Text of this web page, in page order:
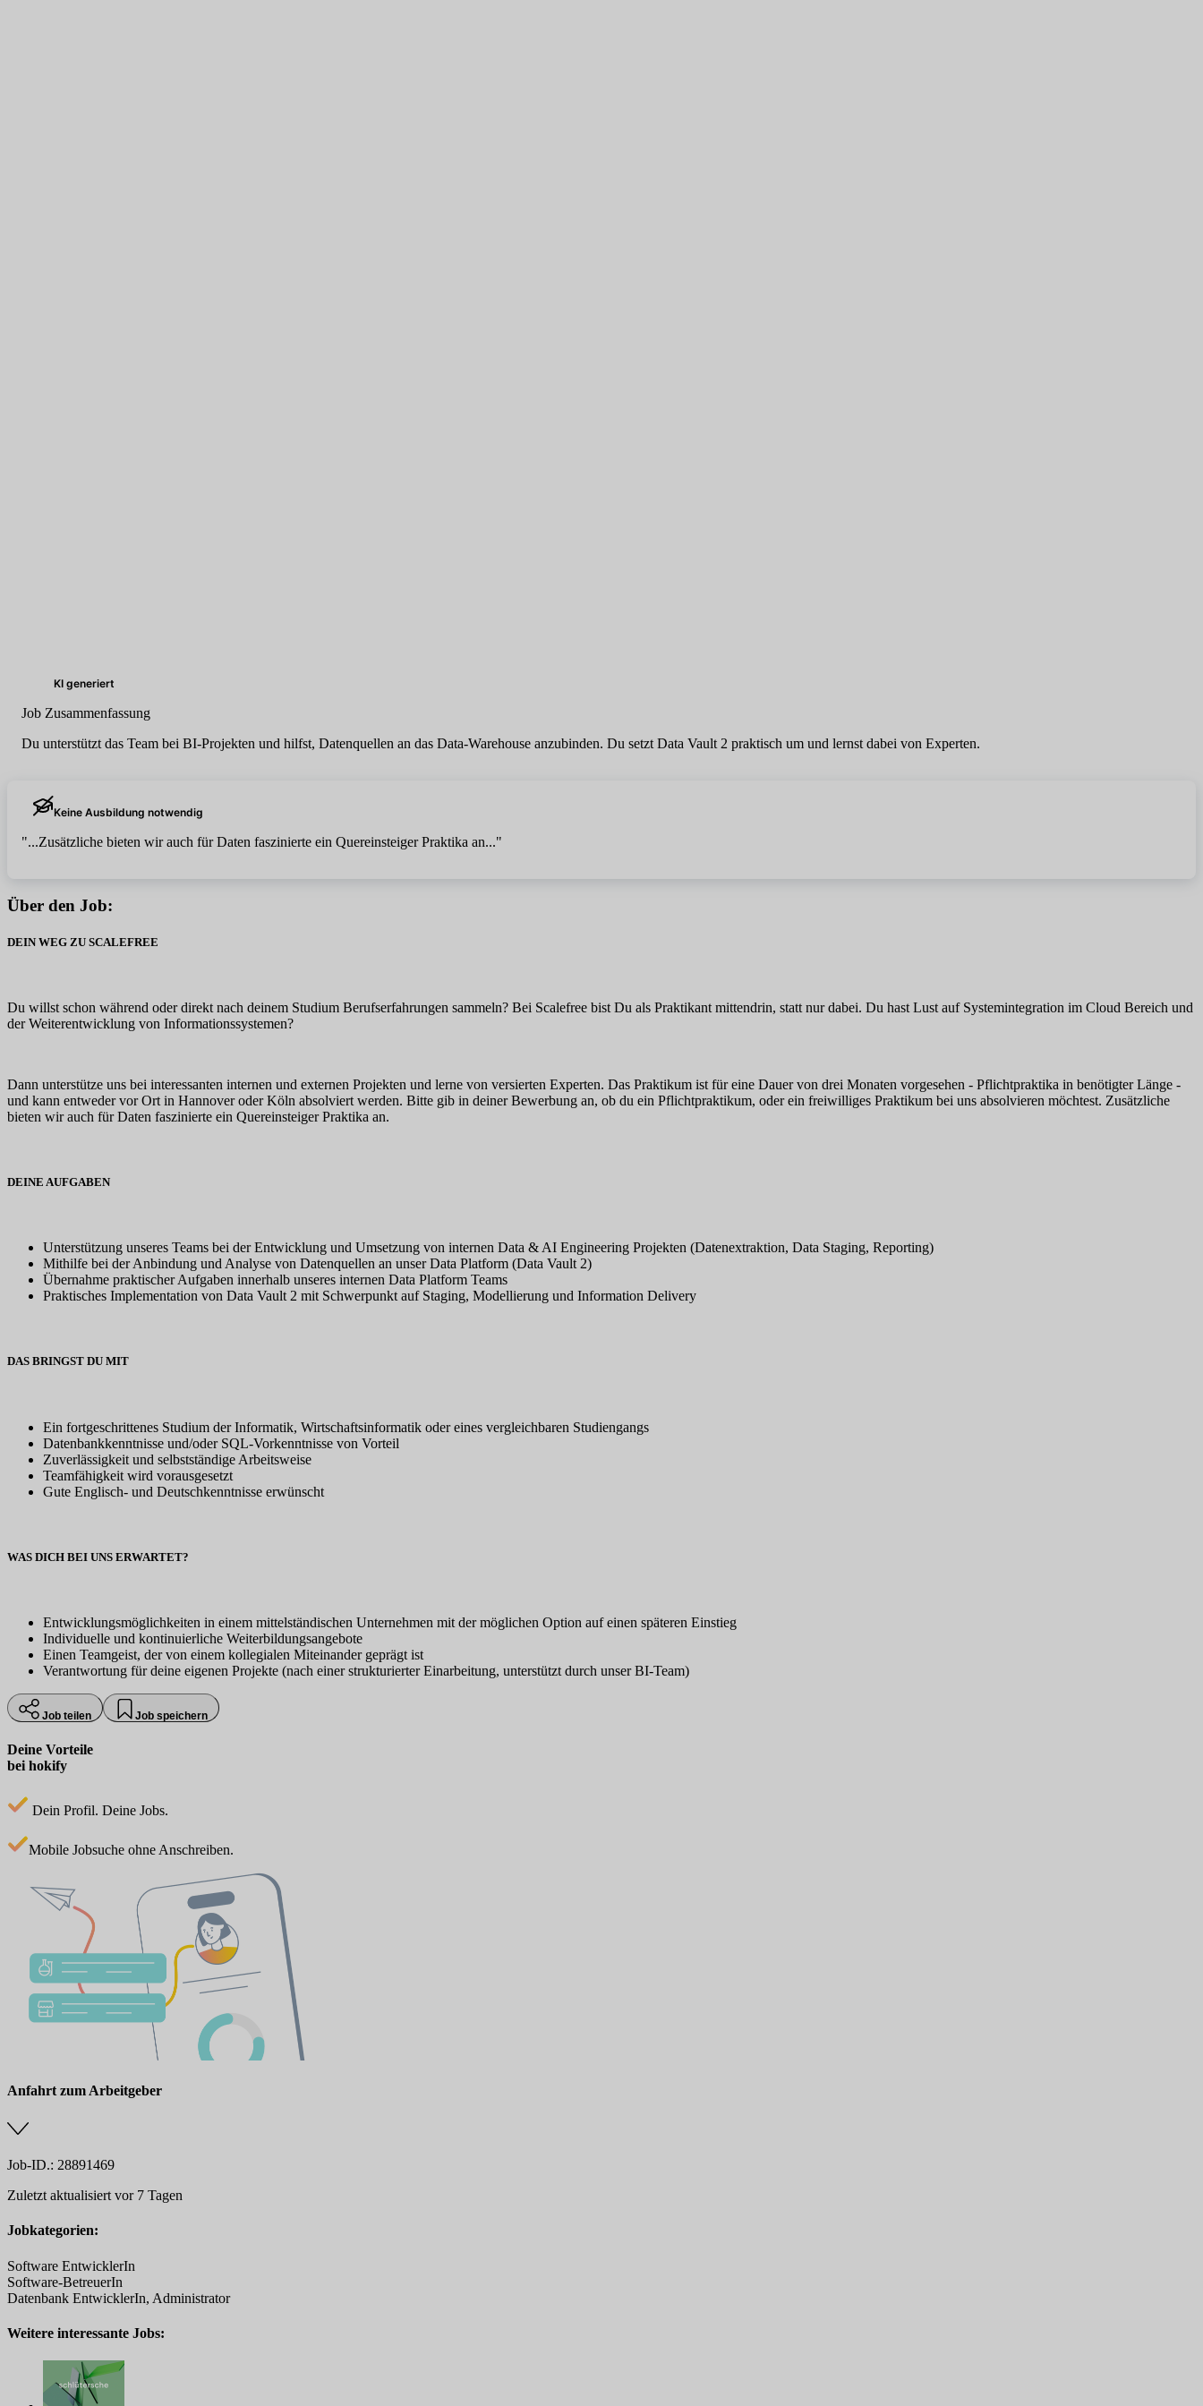
KI generiert
Job Zusammenfassung
Du unterstützt das Team bei BI-Projekten und hilfst, Datenquellen an das Data-Warehouse anzubinden. Du setzt Data Vault 2 praktisch um und lernst dabei von Experten.
Keine Ausbildung notwendig
"...Zusätzliche bieten wir auch für Daten faszinierte ein Quereinsteiger Praktika an..."
Über den Job:
DEIN WEG ZU SCALEFREE
Du willst schon während oder direkt nach deinem Studium Berufserfahrungen sammeln? Bei Scalefree bist Du als Praktikant mittendrin, statt nur dabei. Du hast Lust auf Systemintegration im Cloud Bereich und
der Weiterentwicklung von Informationssystemen?
Dann unterstütze uns bei interessanten internen und externen Projekten und lerne von versierten Experten. Das Praktikum ist für eine Dauer von drei Monaten vorgesehen - Pflichtpraktika in benötigter Länge -
und kann entweder vor Ort in Hannover oder Köln absolviert werden. Bitte gib in deiner Bewerbung an, ob du ein Pflichtpraktikum, oder ein freiwilliges Praktikum bei uns absolvieren möchtest. Zusätzliche
bieten wir auch für Daten faszinierte ein Quereinsteiger Praktika an.
DEINE AUFGABEN
Unterstützung unseres Teams bei der Entwicklung und Umsetzung von internen Data & AI Engineering Projekten (Datenextraktion, Data Staging, Reporting)
Mithilfe bei der Anbindung und Analyse von Datenquellen an unser Data Platform (Data Vault 2)
Übernahme praktischer Aufgaben innerhalb unseres internen Data Platform Teams
Praktisches Implementation von Data Vault 2 mit Schwerpunkt auf Staging, Modellierung und Information Delivery
DAS BRINGST DU MIT
Ein fortgeschrittenes Studium der Informatik, Wirtschaftsinformatik oder eines vergleichbaren Studiengangs
Datenbankkenntnisse und/oder SQL-Vorkenntnisse von Vorteil
Zuverlässigkeit und selbstständige Arbeitsweise
Teamfähigkeit wird vorausgesetzt
Gute Englisch- und Deutschkenntnisse erwünscht
WAS DICH BEI UNS ERWARTET?
Entwicklungsmöglichkeiten in einem mittelständischen Unternehmen mit der möglichen Option auf einen späteren Einstieg
Individuelle und kontinuierliche Weiterbildungsangebote
Einen Teamgeist, der von einem kollegialen Miteinander geprägt ist
Verantwortung für deine eigenen Projekte (nach einer strukturierter Einarbeitung, unterstützt durch unser BI-Team)
Job teilen Job speichern
Deine Vorteile
bei hokify
Dein Profil. Deine Jobs.
Mobile Jobsuche ohne Anschreiben.
Anfahrt zum Arbeitgeber
Job-ID.: 28891469
Zuletzt aktualisiert vor 7 Tagen
Jobkategorien:
Software EntwicklerIn
Software-BetreuerIn
Datenbank EntwicklerIn, Administrator
Weitere interessante Jobs: